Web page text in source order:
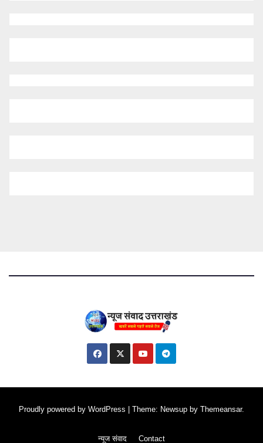
Proudly powered by WordPress Theme: Newsup by Themeansar.
न्यूज संवाद Contact